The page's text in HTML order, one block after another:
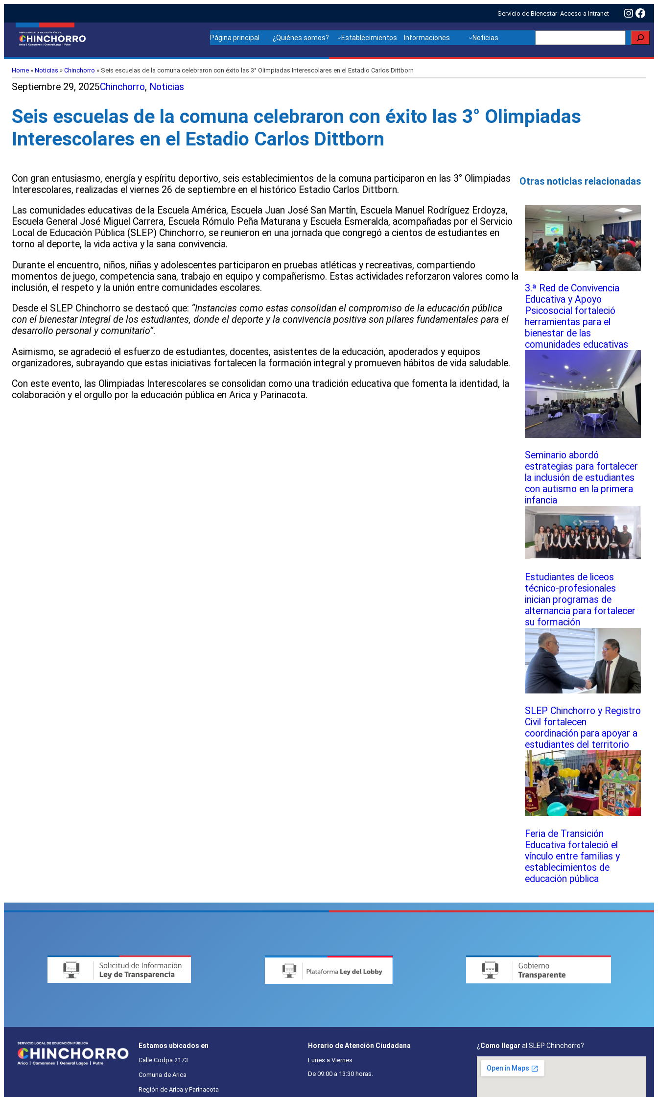
Servicio de Bienestar Acceso a Intranet
Página principal ¿Quiénes somos? Establecimientos Informaciones Noticias
Home » Noticias » Chinchorro » Seis escuelas de la comuna celebraron con éxito las 3° Olimpiadas Interescolares en el Estadio Carlos Dittborn
Septiembre 29, 2025Chinchorro, Noticias
Seis escuelas de la comuna celebraron con éxito las 3° Olimpiadas
Interescolares en el Estadio Carlos Dittborn
Con gran entusiasmo, energía y espíritu deportivo, seis establecimientos de la comuna participaron en las 3° Olimpiadas
Interescolares, realizadas el viernes 26 de septiembre en el histórico Estadio Carlos Dittborn.
Las comunidades educativas de la Escuela América, Escuela Juan José San Martín, Escuela Manuel Rodríguez Erdoyza,
Escuela General José Miguel Carrera, Escuela Rómulo Peña Maturana y Escuela Esmeralda, acompañadas por el Servicio
Local de Educación Pública (SLEP) Chinchorro, se reunieron en una jornada que congregó a cientos de estudiantes en
torno al deporte, la vida activa y la sana convivencia.
Durante el encuentro, niños, niñas y adolescentes participaron en pruebas atléticas y recreativas, compartiendo
momentos de juego, competencia sana, trabajo en equipo y compañerismo. Estas actividades reforzaron valores como la
inclusión, el respeto y la unión entre comunidades escolares.
Desde el SLEP Chinchorro se destacó que: “Instancias como estas consolidan el compromiso de la educación pública
con el bienestar integral de los estudiantes, donde el deporte y la convivencia positiva son pilares fundamentales para el
desarrollo personal y comunitario”.
Asimismo, se agradeció el esfuerzo de estudiantes, docentes, asistentes de la educación, apoderados y equipos
organizadores, subrayando que estas iniciativas fortalecen la formación integral y promueven hábitos de vida saludable.
Con este evento, las Olimpiadas Interescolares se consolidan como una tradición educativa que fomenta la identidad, la
colaboración y el orgullo por la educación pública en Arica y Parinacota.
Otras noticias relacionadas
3.ª Red de Convivencia
Educativa y Apoyo
Psicosocial fortaleció
herramientas para el
bienestar de las
comunidades educativas
Seminario abordó
estrategias para fortalecer
la inclusión de estudiantes
con autismo en la primera
infancia
Estudiantes de liceos
técnico-profesionales
inician programas de
alternancia para fortalecer
su formación
SLEP Chinchorro y Registro
Civil fortalecen
coordinación para apoyar a
estudiantes del territorio
Feria de Transición
Educativa fortaleció el
vínculo entre familias y
establecimientos de
educación pública
Estamos ubicados en
Calle Codpa 2173
Comuna de Arica
Región de Arica y Parinacota
Horario de Atención Ciudadana
Lunes a Viernes
De 09:00 a 13:30 horas.
¿ Como llegar al SLEP Chinchorro?